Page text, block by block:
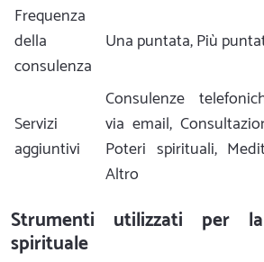
Frequenza
della
consulenza
Una puntata, Più
Servizi
aggiuntivi
Consulenze
via email,
Poteri spirituali,
Altro
Strumenti utilizzati per la
spirituale